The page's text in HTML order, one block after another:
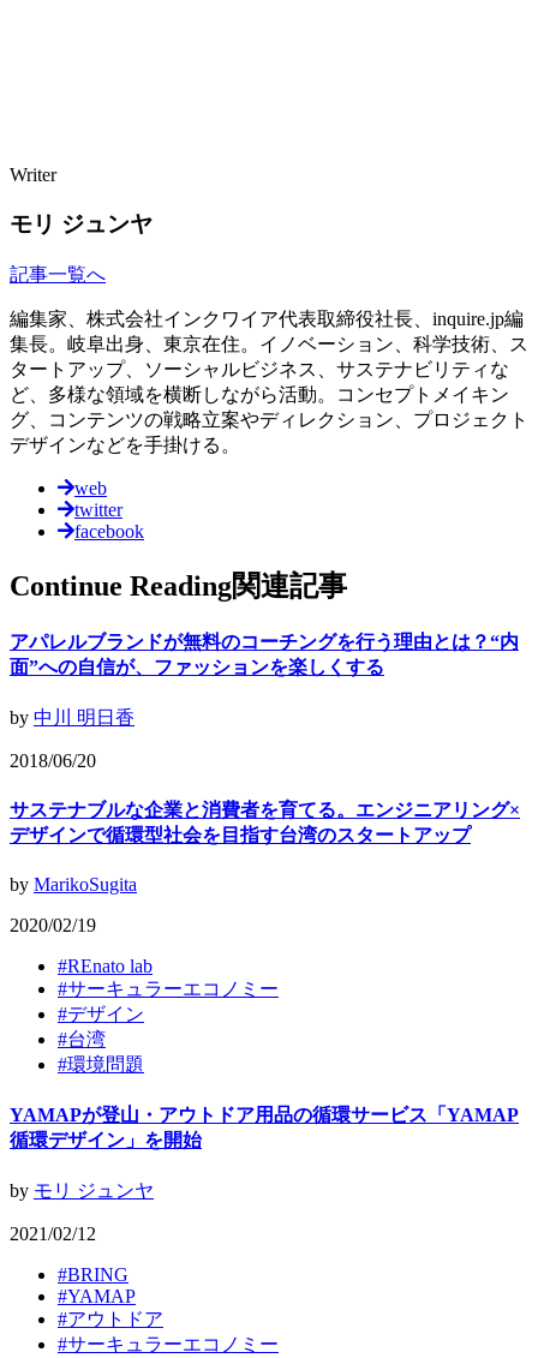
Writer
モリ ジュンヤ
記事一覧へ
編集家、株式会社インクワイア代表取締役社長、inquire.jp編
集長。岐阜出身、東京在住。イノベーション、科学技術、ス
タートアップ、ソーシャルビジネス、サステナビリティな
ど、多様な領域を横断しながら活動。コンセプトメイキン
グ、コンテンツの戦略立案やディレクション、プロジェクト
デザインなどを手掛ける。
web
twitter
facebook
Continue Reading関連記事
アパレルブランドが無料のコーチングを行う理由とは？“内
面”への自信が、ファッションを楽しくする
by 中川 明日香
2018/06/20
サステナブルな企業と消費者を育てる。エンジニアリング×
デザインで循環型社会を目指す台湾のスタートアップ
by MarikoSugita
2020/02/19
#REnato lab
#サーキュラーエコノミー
#デザイン
#台湾
#環境問題
YAMAPが登山・アウトドア用品の循環サービス「YAMAP
循環デザイン」を開始
by モリ ジュンヤ
2021/02/12
#BRING
#YAMAP
#アウトドア
#サーキュラーエコノミー